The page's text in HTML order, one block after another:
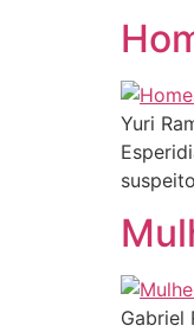
Yuri
Gabriel